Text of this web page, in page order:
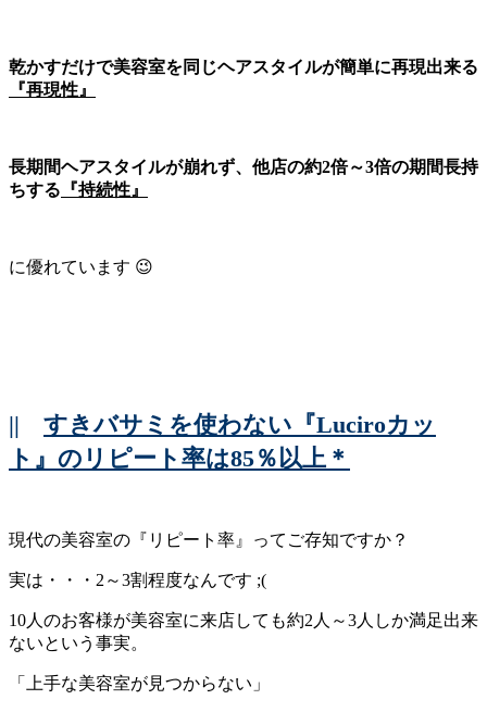
乾かすだけで美容室を同じヘアスタイルが簡単に再現出来る
『再現性』
長期間ヘアスタイルが崩れず、他店の約2倍～3倍の期間長持
ちする 『持続性』
に優れています 😉
|| すきバサミを使わない『Luciroカッ
ト』のリピート率は85％以上＊
現代の美容室の『リピート率』ってご存知ですか？
実は・・・2～3割程度なんです ;(
10人のお客様が美容室に来店しても約2人～3人しか満足出来
ないという事実。
「上手な美容室が見つからない」